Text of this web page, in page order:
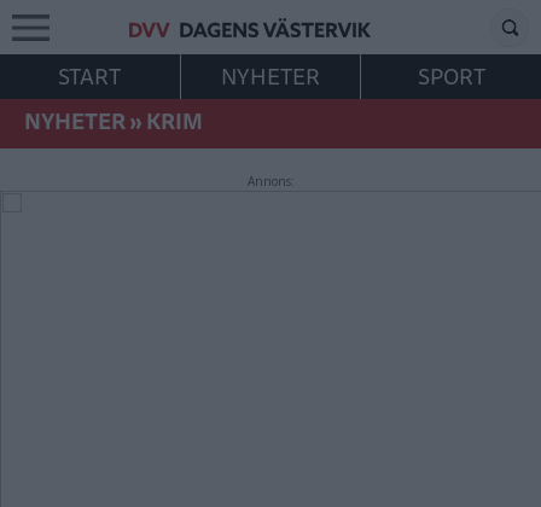
START NYHETER
SPORT
NYHETER»KRIM
Annons: